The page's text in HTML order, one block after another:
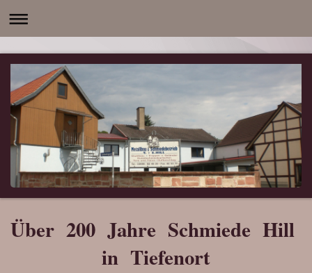
Über 200 Jahre Schmiede Hill
in Tiefenort